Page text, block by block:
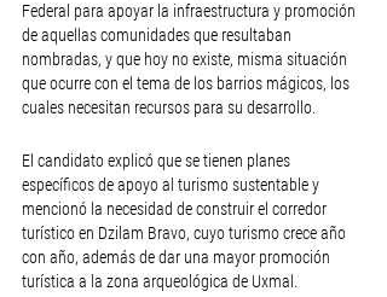
Federal para apoyar la infraestructura y promoción
de aquellas comunidades que resultaban
nombradas, y que hoy no existe, misma situación
que ocurre con el tema de los barrios mágicos, los
cuales necesitan recursos para su desarrollo.
El candidato explicó que se tienen planes
específicos de apoyo al turismo sustentable y
mencionó la necesidad de construir el corredor
turístico en Dzilam Bravo, cuyo turismo crece año
con año, además de dar una mayor promoción
turística a la zona arqueológica de Uxmal.